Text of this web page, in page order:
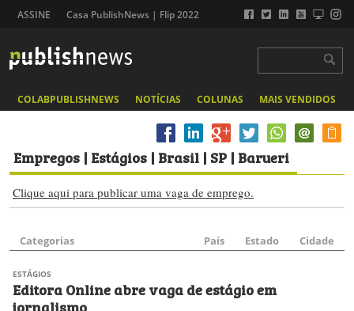
ASSINE Casa PublishNews | Flip 2022
COLABPUBLISHNEWS NOTÍCIAS COLUNAS MAIS VENDIDOS
Empregos | Estágios | Brasil | SP | Barueri
Clique aqui para publicar uma vaga de emprego.
Categorias País Estado Cidade
ESTÁGIOS
Editora Online abre vaga de estágio em
jornalismo